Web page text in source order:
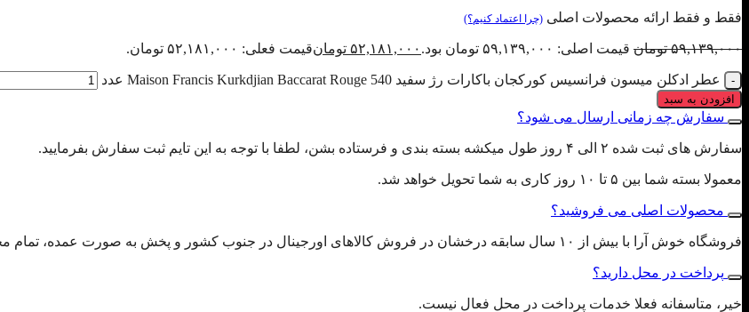
فقط و فقط ارائه محصولات اصلی (چرا اعتماد کنیم؟)
۵۹,۱۳۹,۰۰۰ تومان قیمت اصلی: ۵۹,۱۳۹,۰۰۰ تومان بود. ۵۲,۱۸۱,۰۰۰ تومانقیمت فعلی: ۵۲,۱۸۱,۰۰۰ تومان.
عطر ادکلن میسون فرانسیس کورکجان باکارات رژ سفید Maison Francis Kurkdjian Baccarat Rouge 540 عدد
افزودن به سبد
سفارش چه زمانی ارسال می شود؟
سفارش های ثبت شده ۲ الی ۴ روز طول میکشه بسته بندی و فرستاده بشن، لطفا با توجه به این تایم ثبت سفارش بفرمایید.
معمولا بسته شما بین ۵ تا ۱۰ روز کاری به شما تحویل خواهد شد.
محصولات اصلی می فروشید؟
فروشگاه خوش آرا با بیش از ۱۰ سال سابقه درخشان در فروش کالاهای اورجینال در جنوب کشور و پخش به صورت عمده، تمام محصولات را با ضمانت اصل بودن به مشتریان محترم تقدیم می کند.
پرداخت در محل دارید؟
خیر، متاسفانه فعلا خدمات پرداخت در محل فعال نیست.